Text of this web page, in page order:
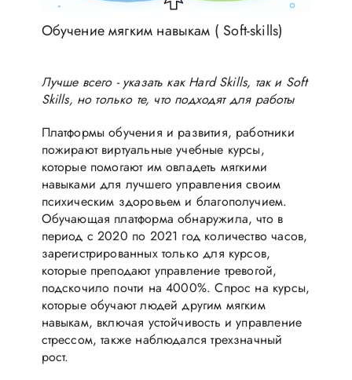
Обучение мягким навыкам ( Soft-skills)
Лучше всего - указать как Hard Skills, так и Soft
Skills, но только те, что подходят для работы
Платформы обучения и развития, работники
пожирают виртуальные учебные курсы,
которые помогают им овладеть мягкими
навыками для лучшего управления своим
психическим здоровьем и благополучием.
Обучающая платформа обнаружила, что в
период с 2020 по 2021 год количество часов,
зарегистрированных только для курсов,
которые преподают управление тревогой,
подскочило почти на 4000%. Спрос на курсы,
которые обучают людей другим мягким
навыкам, включая устойчивость и управление
стрессом, также наблюдался трехзначный
рост.